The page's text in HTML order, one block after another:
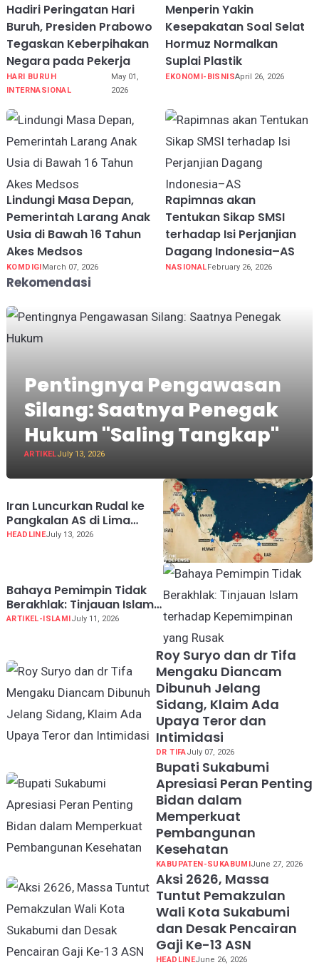
Hadiri Peringatan Hari
Buruh, Presiden Prabowo
Tegaskan Keberpihakan
Negara pada Pekerja
HARI BURUH
INTERNASIONAL
May 01,
2026
Menperin Yakin
Kesepakatan Soal Selat
Hormuz Normalkan
Suplai Plastik
EKONOMI-BISNISApril 26, 2026
Lindungi Masa Depan,
Pemerintah Larang Anak
Usia di Bawah 16 Tahun
Akes Medsos
KOMDIGIMarch 07, 2026
Rapimnas akan
Tentukan Sikap SMSI
terhadap Isi Perjanjian
Dagang Indonesia–AS
NASIONALFebruary 26, 2026
Rekomendasi
Pentingnya Pengawasan
Silang: Saatnya Penegak
Hukum "Saling Tangkap"
ARTIKELJuly 13, 2026
Iran Luncurkan Rudal ke
Pangkalan AS di Lima
Negara Teluk
HEADLINEJuly 13, 2026
Bahaya Pemimpin Tidak
Berakhlak: Tinjauan Islam
terhadap Kepemimpinan
ARTIKEL-ISLAMI July 11, 2026
Roy Suryo dan dr Tifa
Mengaku Diancam
Dibunuh Jelang
Sidang, Klaim Ada
Upaya Teror dan
Intimidasi
DR TIFAJuly 07, 2026
Bupati Sukabumi
Apresiasi Peran Penting
Bidan dalam
Memperkuat
Pembangunan
Kesehatan
KABUPATEN-SUKABUMIJune 27, 2026
Aksi 2626, Massa
Tuntut Pemakzulan
Wali Kota Sukabumi
dan Desak Pencairan
Gaji Ke-13 ASN
HEADLINEJune 26, 2026